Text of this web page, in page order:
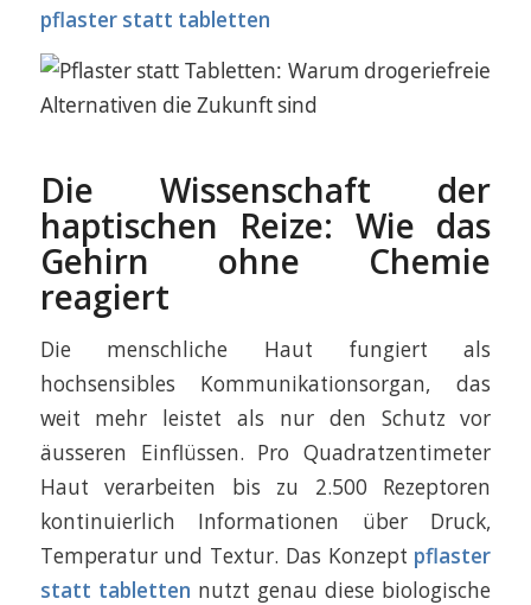
pflaster statt tabletten
Die Wissenschaft der
haptischen Reize: Wie das
Gehirn ohne Chemie
reagiert
Die menschliche Haut fungiert als
hochsensibles Kommunikationsorgan, das
weit mehr leistet als nur den Schutz vor
äusseren Einflüssen. Pro Quadratzentimeter
Haut verarbeiten bis zu 2.500 Rezeptoren
kontinuierlich Informationen über Druck,
Temperatur und Textur. Das Konzept pflaster
statt tabletten nutzt genau diese biologische